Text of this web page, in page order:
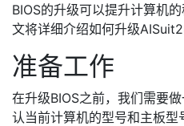
BIOS的升级可以提升计算机
文将详细介绍如何升级AISuit2
准备工作
在升级BIOS之前，我们需要
认当前计算机的型号和主板型